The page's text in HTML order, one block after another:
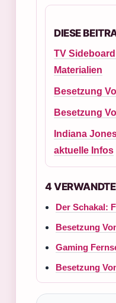
DIESE
TV
Materialien
Besetzung
Besetzung
Indiana
aktuelle Infos
4
Der Schakal:
Besetzung
Gaming
Besetzung